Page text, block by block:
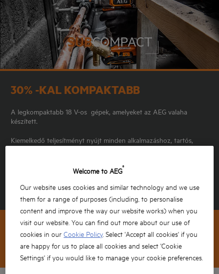
30% -KAL KOMPAKTABB
A legkompaktabb 18 V-os gépek, amelyeket az AEG valaha
készített.
Kiemelkedő teljesítményt nyújt minden alkalmazáshoz, tartós,
ellenáll a munkahely viszontagságainak és 30% -kal kompaktabb a
KOMPAKT MÉRET
KOMPROMISSZUMOK
NÉLKÜL
Welcome to AEG®
Our website uses cookies and similar technology and we use
them for a range of purposes (including, to personalise
content and improve the way our website works) when you
visit our website. You can find out more about our use of
cookies in ourCookie Policy. Select 'Accept all cookies' if you
are happy for us to place all cookies and select 'Cookie
Settings' if you would like to manage your cookie preferences.